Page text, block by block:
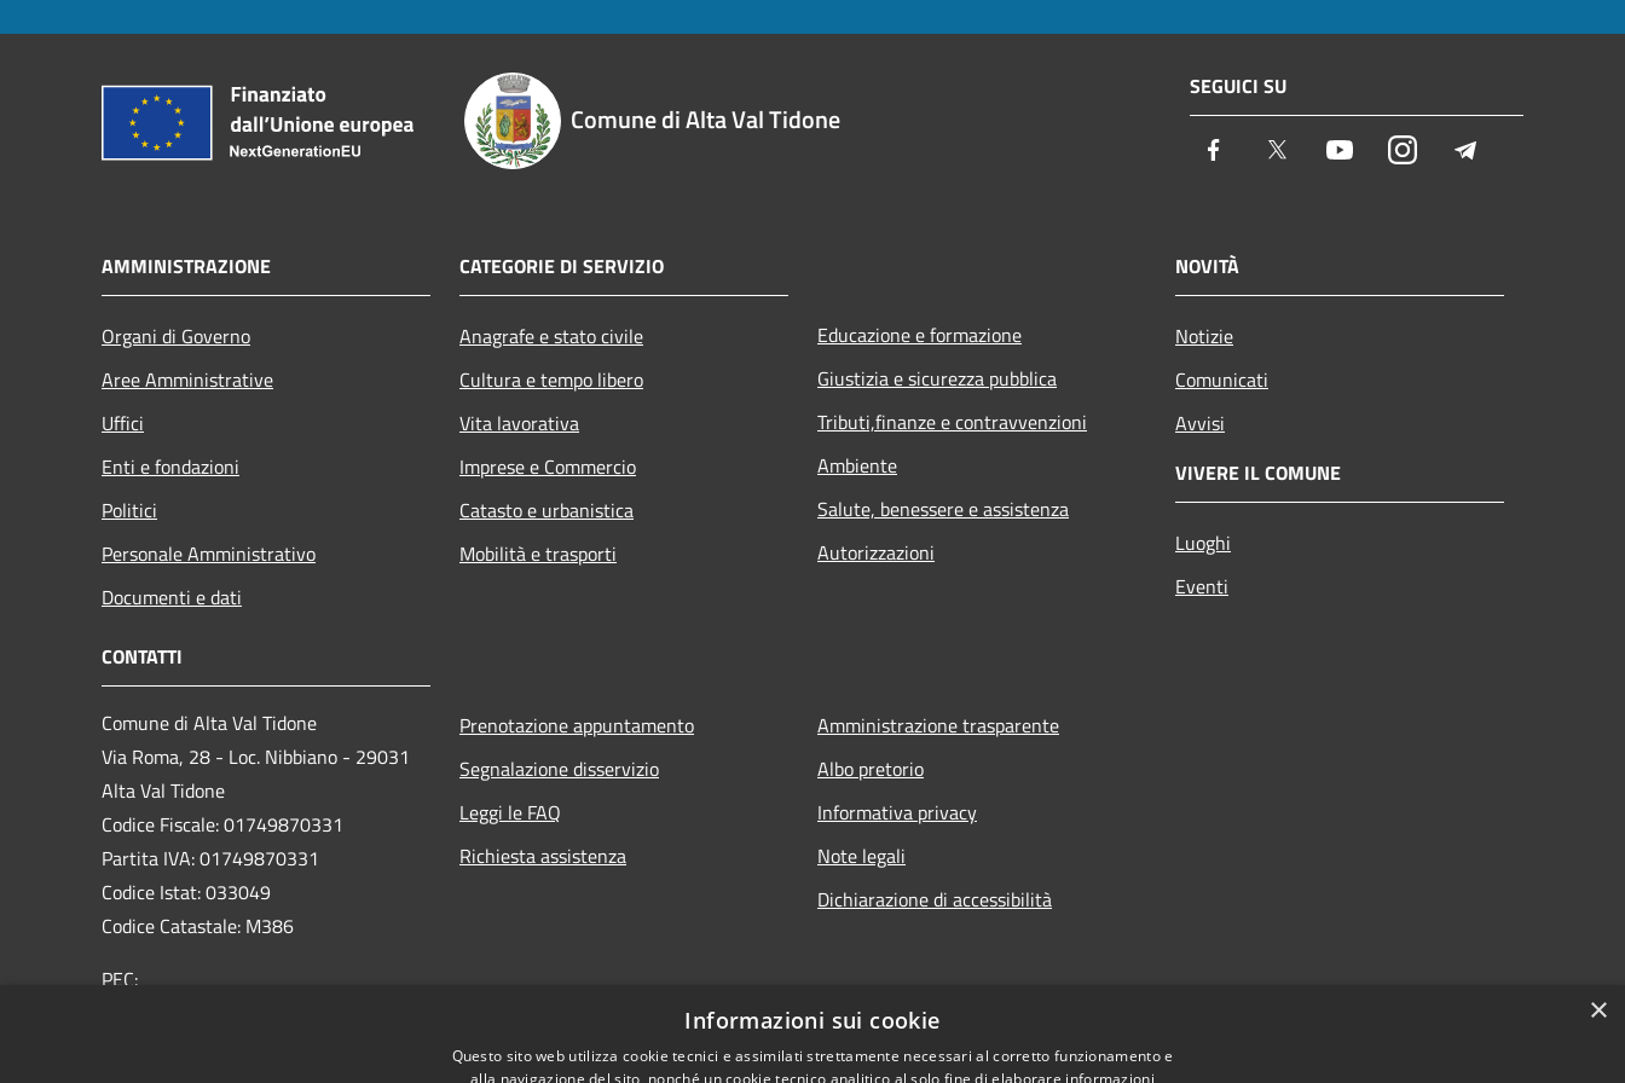
Comune di Alta Val Tidone
SEGUICI SU
Facebook Twitter YoutubeInstagram
AMMINISTRAZIONE
Organi di Governo
Aree Amministrative
Uffici
Enti e fondazioni
Politici
Personale Amministrativo
Documenti e dati
CATEGORIE DI SERVIZIO
Anagrafe e stato civile
Cultura e tempo libero
Vita lavorativa
Imprese e Commercio
Catasto e urbanistica
Mobilità e trasporti
Educazione e formazione
Giustizia e sicurezza pubblica
Tributi,finanze e contravvenzioni
Ambiente
Salute, benessere e assistenza
Autorizzazioni
NOVITÀ
Notizie
Comunicati
Avvisi
VIVERE IL COMUNE
Luoghi
Eventi
CONTATTI
Comune di Alta Val Tidone
Via Roma, 28 - Loc. Nibbiano - 29031
Alta Val Tidone
Codice Fiscale: 01749870331
Partita IVA: 01749870331
Codice Istat: 033049
Codice Catastale: M386
PEC:
Prenotazione appuntamento
Segnalazione disservizio
Leggi le FAQ
Richiesta assistenza
Amministrazione trasparente
Albo pretorio
Informativa privacy
Note legali
Dichiarazione di accessibilità
×
Informazioni sui cookie
Questo sito web utilizza cookie tecnici e assimilati strettamente necessari al corretto funzionamento e
alla navigazione del sito, nonché un cookie tecnico analitico al solo fine di elaborare informazioni